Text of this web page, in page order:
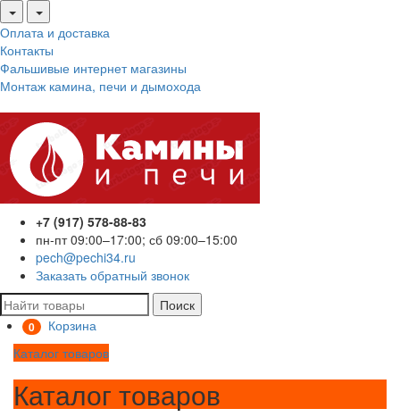
Оплата и доставка
Контакты
Фальшивые интернет магазины
Монтаж камина, печи и дымохода
+7 (917) 578-88-83
пн-пт 09:00–17:00; сб 09:00–15:00
pech@pechi34.ru
Заказать обратный звонок
Поиск
0
Корзина
Каталог товаров
Каталог товаров